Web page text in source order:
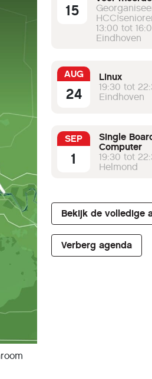
15
13:00 tot
Eindhoven
AUG
24
Linux
19:30 tot
Eindhoven
SEP
1
Single
Computer
19:30 tot
Helmond
Bekijk de volledige
Verberg agenda